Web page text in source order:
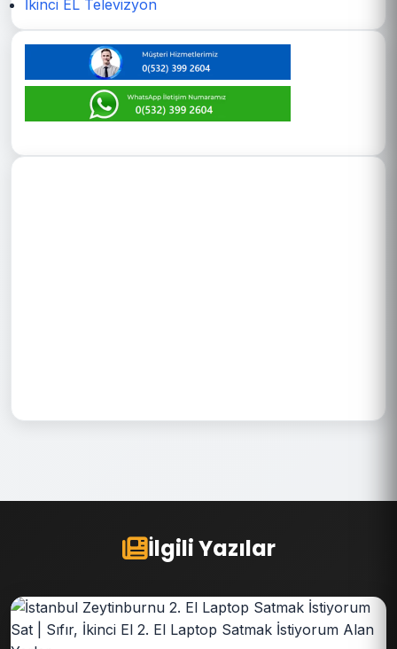
İkinci EL Televizyon
İlgili Yazılar